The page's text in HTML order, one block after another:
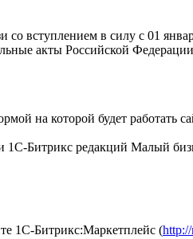
вступлением в силу с 01
акты Российской
на которой будет
1С-Битрикс редакций Малый
1С-Битрикс:Маркетплейс (